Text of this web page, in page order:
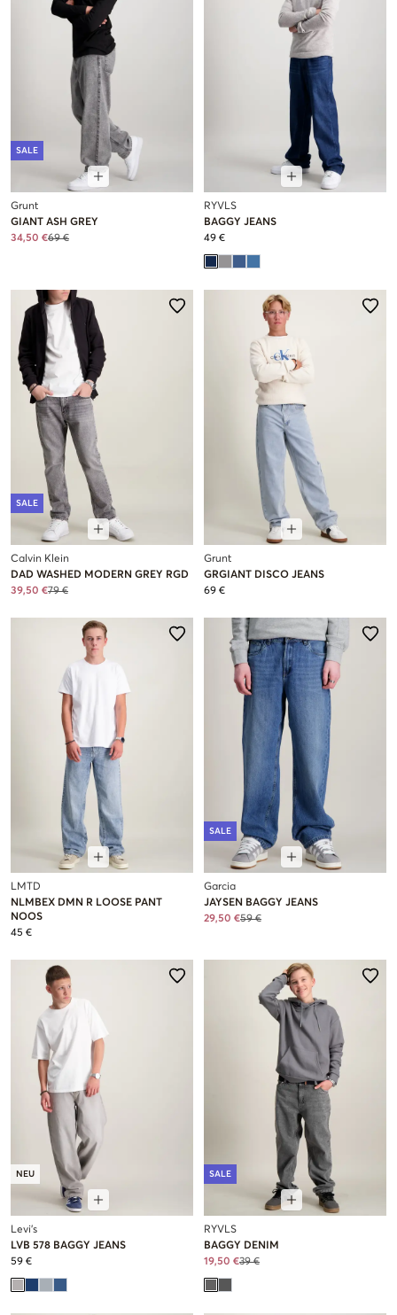
SALE
Grunt
GIANT ASH GREY
34,50 €69 €
RYVLS
BAGGY JEANS
49 €
SALE
Calvin Klein
DAD WASHED MODERN GREY RGD
39,50 €79 €
Grunt
GRGIANT DISCO JEANS
69 €
LMTD
NLMBEX DMN R LOOSE PANT
NOOS
45 €
SALE
Garcia
JAYSEN BAGGY JEANS
29,50 €59 €
NEU
Levi's
LVB 578 BAGGY JEANS
59 €
SALE
RYVLS
BAGGY DENIM
19,50 €39 €